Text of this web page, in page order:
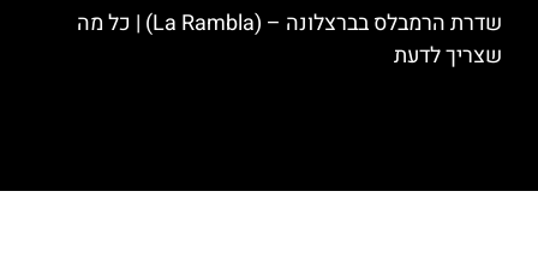
שדרת הרמבלס בברצלונה – (La Rambla) | כל מה
שצריך לדעת